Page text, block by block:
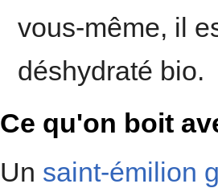
vous-même, il
déshydraté bio.
Ce qu'on boit
Un saint-émilion